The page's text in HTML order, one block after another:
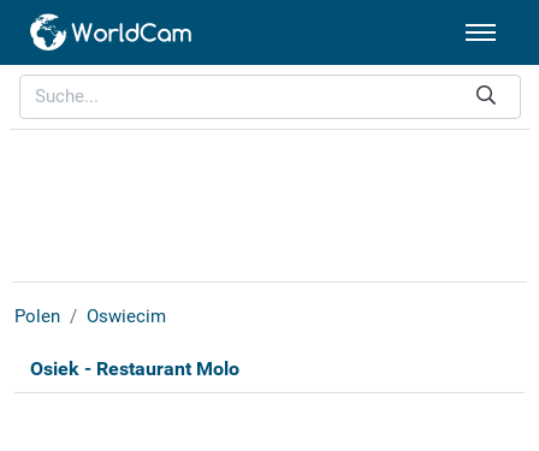
Polen Oswiecim
Osiek - Restaurant Molo